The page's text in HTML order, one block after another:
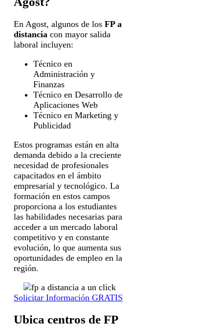
En Agost, algunos de los FP a
distancia con mayor salida
laboral incluyen:
Técnico en
Administración y
Finanzas
Técnico en Desarrollo de
Aplicaciones Web
Técnico en Marketing y
Publicidad
Estos programas están en alta
demanda debido a la creciente
necesidad de profesionales
capacitados en el ámbito
empresarial y tecnológico. La
formación en estos campos
proporciona a los estudiantes
las habilidades necesarias para
acceder a un mercado laboral
competitivo y en constante
evolución, lo que aumenta sus
oportunidades de empleo en la
región.
Solicitar Información GRATIS
Ubica centros de FP